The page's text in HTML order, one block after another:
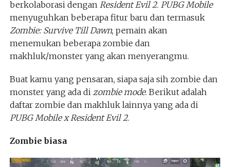
berkolaborasi dengan Resident Evil 2. PUBG Mobile
menyuguhkan beberapa fitur baru dan termasuk
Zombie: Survive Till Dawn, pemain akan
menemukan beberapa zombie dan
makhluk/monster yang akan menyerangmu.
Buat kamu yang pensaran, siapa saja sih zombie dan
monster yang ada di zombie mode. Berikut adalah
daftar zombie dan makhluk lainnya yang ada di
PUBG Mobile x Resident Evil 2.
Zombie biasa